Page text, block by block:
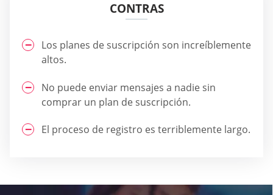
CONTRAS
Los planes de suscripción son increíblemente
altos.
No puede enviar mensajes a nadie sin
comprar un plan de suscripción.
El proceso de registro es terriblemente largo.